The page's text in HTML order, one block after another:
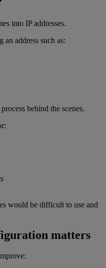
into IP addresses.
an address such as:
behind the scenes.
would be difficult to use and
matters